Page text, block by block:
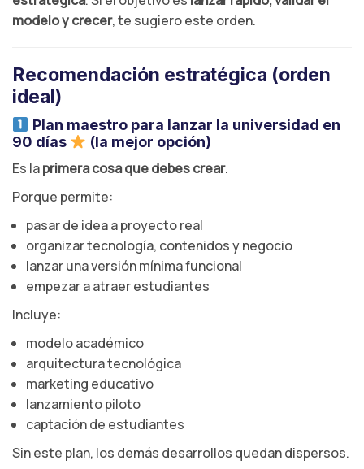
modelo y crecer, te sugiero este orden.
Recomendación estratégica (orden
ideal)
Plan maestro para lanzar la universidad en
90 días
(la mejor opción)
Es laprimera cosa que debes crear.
Porque permite:
pasar de idea a proyecto real
organizar tecnología, contenidos y negocio
lanzar una versión mínima funcional
empezar a atraer estudiantes
Incluye:
modelo académico
arquitectura tecnológica
marketing educativo
lanzamiento piloto
captación de estudiantes
Sin este plan, los demás desarrollos quedan dispersos.